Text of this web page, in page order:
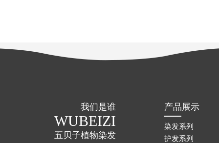
我们是谁
WUBEIZI
五贝子植物染发
产品展示
染发系列
护发系列